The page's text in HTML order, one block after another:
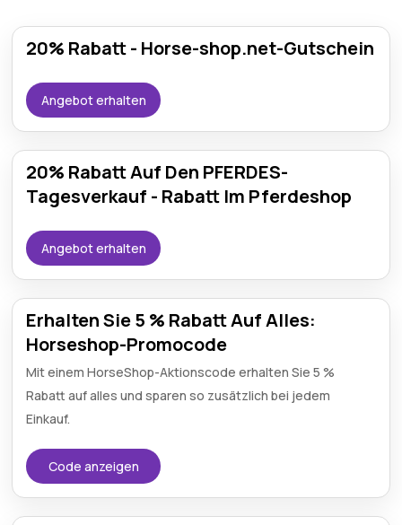
20% Rabatt - Horse-shop.net-Gutschein
Angebot erhalten
20% Rabatt Auf Den PFERDES-
Tagesverkauf - Rabatt Im Pferdeshop
Angebot erhalten
Erhalten Sie 5 % Rabatt Auf Alles:
Horseshop-Promocode
Mit einem HorseShop-Aktionscode erhalten Sie 5 %
Rabatt auf alles und sparen so zusätzlich bei jedem
Einkauf.
Code anzeigen